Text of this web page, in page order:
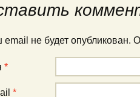
email не будет опубликован.
*
*